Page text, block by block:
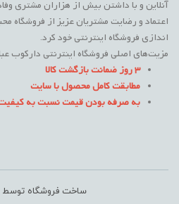
آنلاین و با داشتن بیش از هزاران مشتری
اعتماد و رضایت مشتریان عزیز از فروشگاه
اندازی فروشگاه اینترنتی خود کرد.
مزیت‌های اصلی فروشگاه اینترنتی دارکوب
3 روز ضمانت بازگشت کالا
مطابقت کامل محصول با سایت
به صرفه بودن قیمت نسبت به
ساخت فروشگاه توسط